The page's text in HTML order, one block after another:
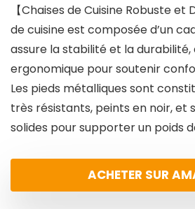
【Chaises de Cuisine Robuste et
de cuisine est composée d’un
assure la stabilité et la durabilité,
ergonomique pour soutenir
Les pieds métalliques sont
très résistants, peints en noir, et
solides pour supporter un poids
ACHETER SUR